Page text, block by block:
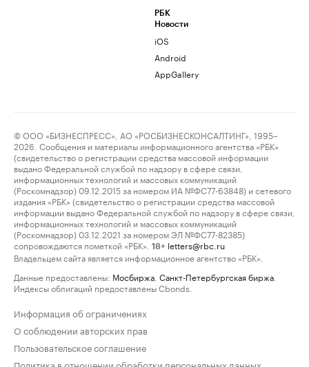
РБК
Новости
iOS
Android
AppGallery
© ООО «БИЗНЕСПРЕСС», АО «РОСБИЗНЕСКОНСАЛТИНГ», 1995–
2026. Сообщения и материалы информационного агентства «РБК»
(свидетельство о регистрации средства массовой информации
выдано Федеральной службой по надзору в сфере связи,
информационных технологий и массовых коммуникаций
(Роскомнадзор) 09.12.2015 за номером ИА №ФС77-63848) и сетевого
издания «РБК» (свидетельство о регистрации средства массовой
информации выдано Федеральной службой по надзору в сфере связи,
информационных технологий и массовых коммуникаций
(Роскомнадзор) 03.12.2021 за номером ЭЛ №ФС77-82385)
сопровождаются пометкой «РБК».
18+ letters@rbc.ru
Владельцем сайта является информационное агентство «РБК».
Данные предоставлены: Мосбиржа Санкт-Петербургская биржа
Индексы облигаций предоставлены Cbonds.
Информация об ограничениях
О соблюдении авторских прав
Пользовательское соглашение